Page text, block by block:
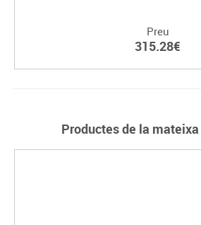
Preu
315.28€
Productes de la